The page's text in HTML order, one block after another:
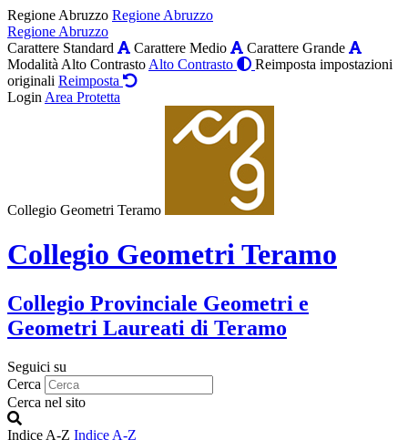
Regione Abruzzo Regione Abruzzo
Regione Abruzzo
Carattere Standard
Carattere Medio
Carattere Grande
Modalità Alto Contrasto Alto Contrasto
Reimposta impostazioni
originali Reimposta
Login Area Protetta
Collegio Geometri Teramo
Collegio Geometri Teramo
Collegio Provinciale Geometri e
Geometri Laureati di Teramo
Seguici su
Cerca
Cerca nel sito
Indice A-Z Indice A-Z